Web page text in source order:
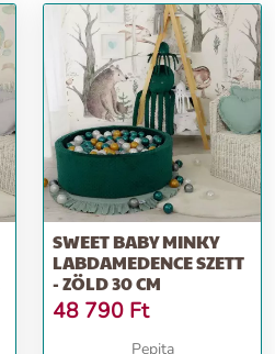
SWEET BABY MINKY
LABDAMEDENCE SZETT
- ZÖLD 30 CM
48 790 Ft
Pepita